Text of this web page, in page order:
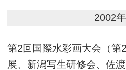
2002年
第2回国際水彩画大会（第
展、新潟写生研修会、佐